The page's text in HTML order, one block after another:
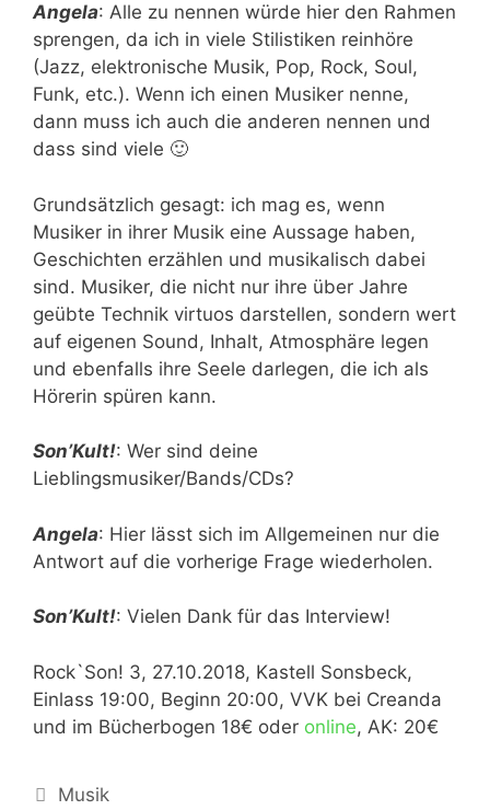
Angela: Alle zu nennen würde hier den Rahmen
sprengen, da ich in viele Stilistiken reinhöre
(Jazz, elektronische Musik, Pop, Rock, Soul,
Funk, etc.). Wenn ich einen Musiker nenne,
dann muss ich auch die anderen nennen und
dass sind viele 🙂
Grundsätzlich gesagt: ich mag es, wenn
Musiker in ihrer Musik eine Aussage haben,
Geschichten erzählen und musikalisch dabei
sind. Musiker, die nicht nur ihre über Jahre
geübte Technik virtuos darstellen, sondern wert
auf eigenen Sound, Inhalt, Atmosphäre legen
und ebenfalls ihre Seele darlegen, die ich als
Hörerin spüren kann.
Son’Kult!: Wer sind deine
Lieblingsmusiker/Bands/CDs?
Angela: Hier lässt sich im Allgemeinen nur die
Antwort auf die vorherige Frage wiederholen.
Son’Kult!: Vielen Dank für das Interview!
Rock`Son! 3, 27.10.2018, Kastell Sonsbeck,
Einlass 19:00, Beginn 20:00, VVK bei Creanda
und im Bücherbogen 18€ oder online, AK: 20€
Kategorien
Musik